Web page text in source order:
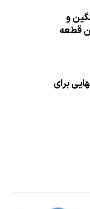
و
قطعه
برای